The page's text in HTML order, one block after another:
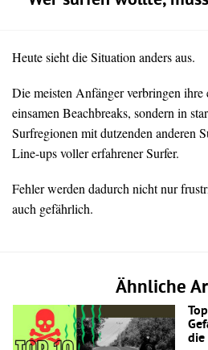
Heute sieht die Situation anders aus.
Die meisten Anfänger verbringen ihre
einsamen Beachbreaks, sondern in
Surfregionen mit dutzenden anderen
Line-ups voller erfahrener Surfer.
Fehler werden dadurch nicht nur
auch gefährlich.
Ähnliche
die